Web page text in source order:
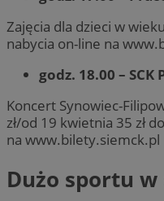
Zajęcia dla dzieci w
nabycia on-line na
godz. 18.00 –
Koncert Synowiec-
zł/od 19 kwietnia 35 zł
na www.bilety.siemck.pl
Dużo sportu